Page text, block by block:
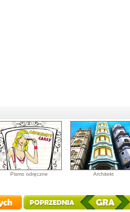
Pismo odręczne Architekt